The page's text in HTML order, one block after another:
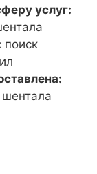
услуг:
поиск